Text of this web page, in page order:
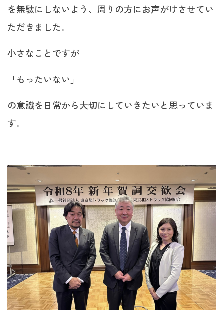
を無駄にしないよう、周りの方にお声がけさせてい
ただきました。
小さなことですが
「もったいない」
の意識を日常から大切にしていきたいと思っていま
す。